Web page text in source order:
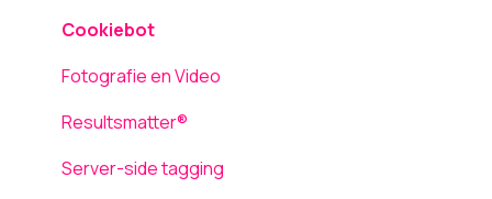
Formulieren
Pagina's
Media
Inloggen
AVG / GDPR
Computergebruik
Netwerk en Storingen
Laadsnelheid
Cookiebot
Fotografie en Video
Resultsmatter®
Server-side tagging